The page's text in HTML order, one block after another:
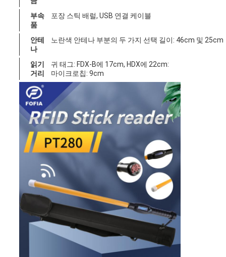
부속
품
포장 스틱 배럴, USB 연결 케이블
안테
나
노란색 안테나 부분의 두 가지 선택 길이: 46cm 및 25cm
읽기
거리
귀 태그: FDX-B에 17cm, HDX에 22cm:
마이크로칩: 9cm